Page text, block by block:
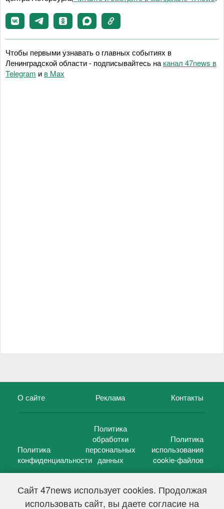
Сайт 47news использует cookies. Продолжая
использовать сайт, вы даете согласие на
Чтобы первыми узнавать о главных событиях в
Ленинградской области - подписывайтесь на канал 47news в
Telegram и в Maх
О сайте Реклама Контакты
Политика
конфиденциальности
Политика
обработки
персональных
данных
Политика
использования
cookie-файлов